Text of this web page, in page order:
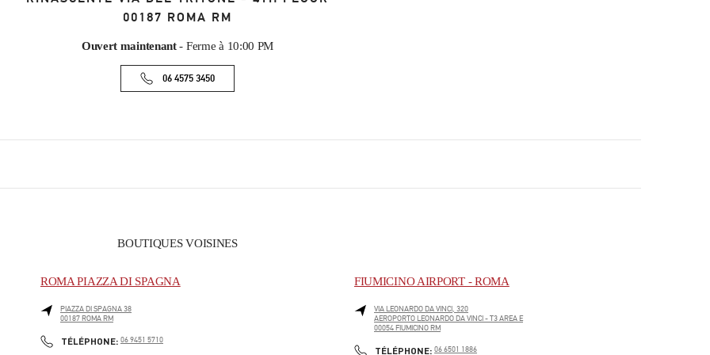
00187 ROMA RM
Ouvert maintenant- Ferme à 10:00 PM
06 4575 3450
BOUTIQUES VOISINES
ROMA PIAZZA DI SPAGNA
PIAZZA DI SPAGNA 38
00187 ROMA RM
TÉLÉPHONE: PHONE
06 9451 5710
FIUMICINO AIRPORT - ROMA
VIA LEONARDO DA VINCI, 320
AEROPORTO LEONARDO DA VINCI - T3 AREA E
00054 FIUMICINO RM
TÉLÉPHONE: PHONE
06 6501 1886